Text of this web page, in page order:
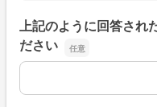
上記のように回答され
ださい
上記のように回答され